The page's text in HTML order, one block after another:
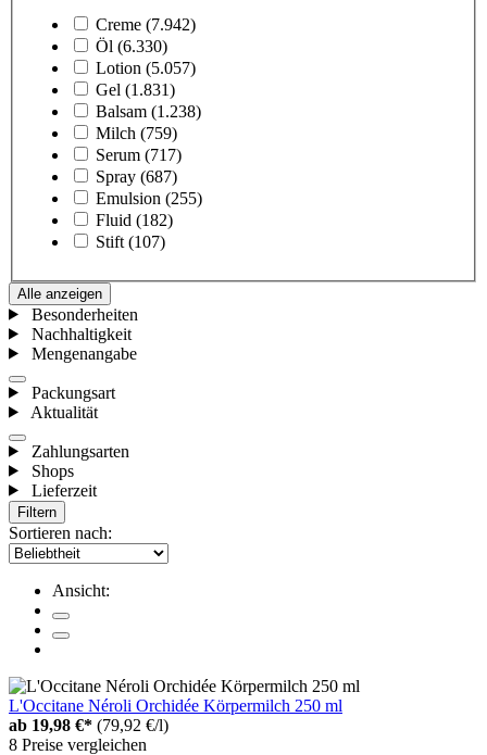
Creme (7.942)
Öl (6.330)
Lotion (5.057)
Gel (1.831)
Balsam (1.238)
Milch (759)
Serum (717)
Spray (687)
Emulsion (255)
Fluid (182)
Stift (107)
Alle anzeigen
Besonderheiten
Nachhaltigkeit
Mengenangabe
Packungsart
Aktualität
Zahlungsarten
Shops
Lieferzeit
Filtern
Sortieren nach:
Ansicht:
L'Occitane Néroli Orchidée Körpermilch 250 ml
ab 19,98 €* (79,92 €/l)
8 Preise vergleichen